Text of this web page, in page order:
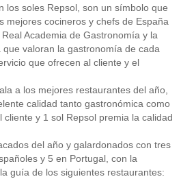
los soles Repsol, son un símbolo que
mejores cocineros y chefs de España
Academia de Gastronomía y la
valoran la gastronomía de cada
que ofrecen al cliente y el
a los mejores restaurantes del año,
calidad tanto gastronómica como
y 1 sol Repsol premia la calidad
del año y galardonados con tres
y 5 en Portugal, con la
guía de los siguientes restaurantes: